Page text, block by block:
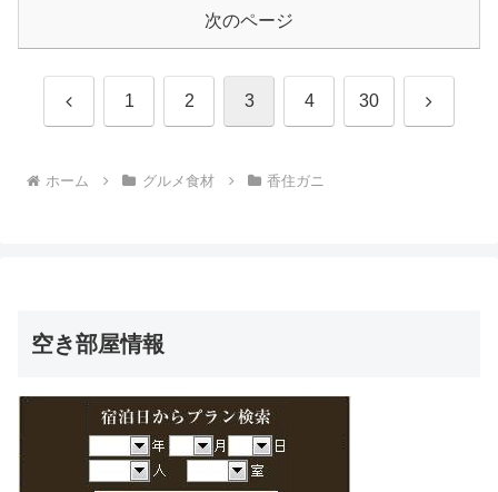
次のページ
前 1 2 3 4 30 次
ホーム グルメ食材 香住ガニ
空き部屋情報